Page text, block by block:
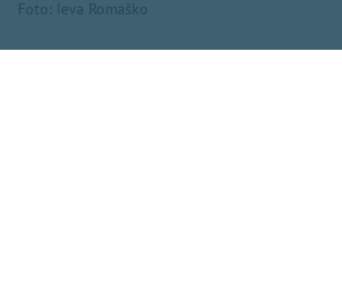
Foto: Ieva Romaško